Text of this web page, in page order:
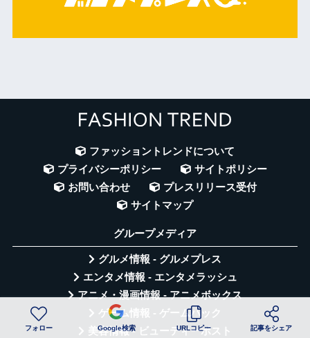
ファッショントレンドについて
プライバシーポリシー
サイトポリシー
お問い合わせ
プレスリリース受付
サイトマップ
グループメディア
グルメ情報 - グルメプレス
エンタメ情報 - エンタメラッシュ
アニメ・漫画情報 - アニメボックス
ゲーム情報 - ゲームハック
美容情報 - ビューティーポスト
フォロー Google検索 URLコピー 記事をシェア